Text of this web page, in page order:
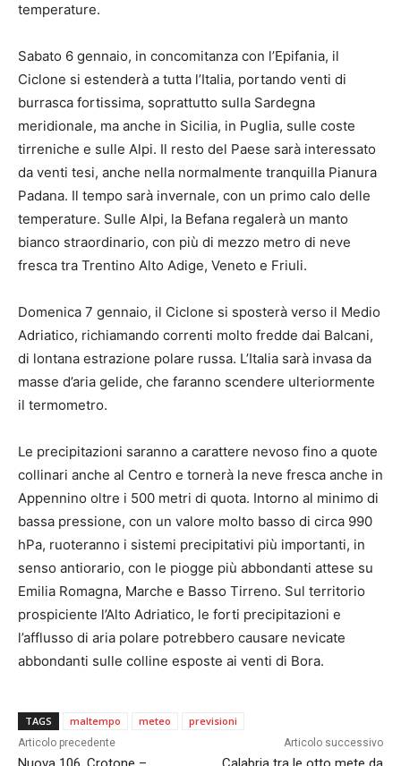
temperature.
Sabato 6 gennaio, in concomitanza con l’Epifania, il
Ciclone si estenderà a tutta l’Italia, portando venti di
burrasca fortissima, soprattutto sulla Sardegna
meridionale, ma anche in Sicilia, in Puglia, sulle coste
tirreniche e sulle Alpi. Il resto del Paese sarà interessato
da venti tesi, anche nella normalmente tranquilla Pianura
Padana. Il tempo sarà invernale, con un primo calo delle
temperature. Sulle Alpi, la Befana regalerà un manto
bianco straordinario, con più di mezzo metro di neve
fresca tra Trentino Alto Adige, Veneto e Friuli.
Domenica 7 gennaio, il Ciclone si sposterà verso il Medio
Adriatico, richiamando correnti molto fredde dai Balcani,
di lontana estrazione polare russa. L’Italia sarà invasa da
masse d’aria gelide, che faranno scendere ulteriormente
il termometro.
Le precipitazioni saranno a carattere nevoso fino a quote
collinari anche al Centro e tornerà la neve fresca anche in
Appennino oltre i 500 metri di quota. Intorno al minimo di
bassa pressione, con un valore molto basso di circa 990
hPa, ruoteranno i sistemi precipitativi più importanti, in
senso antiorario, con le piogge più abbondanti attese su
Emilia Romagna, Marche e Basso Tirreno. Sul territorio
prospiciente l’Alto Adriatico, le forti precipitazioni e
l’afflusso di aria polare potrebbero causare nevicate
abbondanti sulle colline esposte ai venti di Bora.
TAGS maltempo meteo previsioni
Articolo precedente Articolo successivo